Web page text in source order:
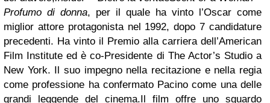
Profumo di donna, per il quale ha vinto l’Oscar come
miglior attore protagonista nel 1992, dopo 7 candidature
precedenti. Ha vinto il Premio alla carriera dell’American
Film Institute ed è co-Presidente di The Actor’s Studio a
New York. Il suo impegno nella recitazione e nella regia
come professione ha confermato Pacino come una delle
grandi leggende del cinema.Il film offre uno sguardo